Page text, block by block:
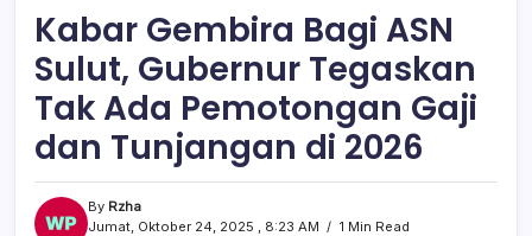
Kabar Gembira Bagi ASN
Sulut, Gubernur Tegaskan
Tak Ada Pemotongan Gaji
dan Tunjangan di 2026
By Rzha
Jumat, Oktober 24, 2025 , 8:23 AM
1 Min Read